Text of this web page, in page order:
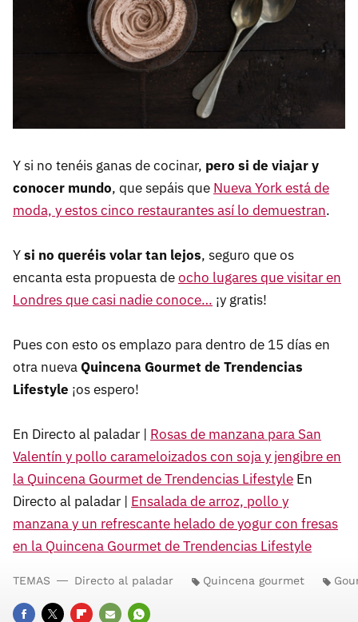
Y si no tenéis ganas de cocinar, pero si de viajar y
conocer mundo, que sepáis que Nueva York está de
moda, y estos cinco restaurantes así lo demuestran.
Ysi no queréis volar tan lejos, seguro que os
encanta esta propuesta deocho lugares que visitar en
Londres que casi nadie conoce… ¡y gratis!
Pues con esto os emplazo para dentro de 15 días en
otra nuevaQuincena Gourmet de Trendencias
Lifestyle ¡os espero!
En Directo al paladar | Rosas de manzana para San
Valentín y pollo carameloizados con soja y jengibre en
la Quincena Gourmet de Trendencias Lifestyle En
Directo al paladar | Ensalada de arroz, pollo y
manzana y un refrescante helado de yogur con fresas
en la Quincena Gourmet de Trendencias Lifestyle
TEMAS Directo al paladar Quincena gourmet